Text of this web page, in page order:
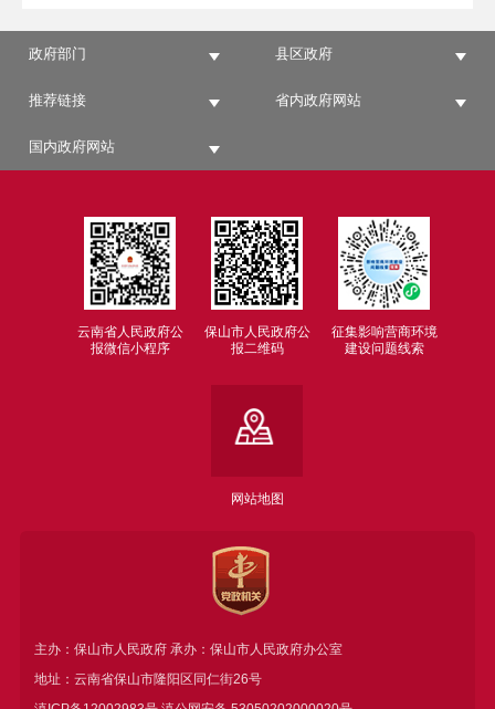
政府部门 县区政府
推荐链接 省内政府网站
国内政府网站
云南省人民政府公
报微信小程序
保山市人民政府公
报二维码
征集影响营商环境
建设问题线索
网站地图
主办：保山市人民政府 承办：保山市人民政府办公室
地址：云南省保山市隆阳区同仁街26号